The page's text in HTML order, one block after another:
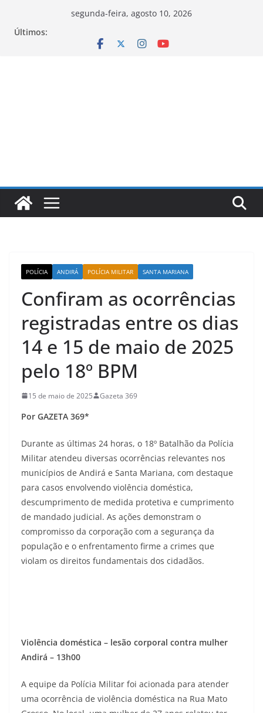
segunda-feira, agosto 10, 2026
Últimos:
POLÍCIA ANDIRÁ POLÍCIA MILITAR SANTA MARIANA
Confiram as ocorrências
registradas entre os dias
14 e 15 de maio de 2025
pelo 18º BPM
15 de maio de 2025 Gazeta 369
Por GAZETA 369*
Durante as últimas 24 horas, o 18º Batalhão da Polícia
Militar atendeu diversas ocorrências relevantes nos
municípios de Andirá e Santa Mariana, com destaque
para casos envolvendo violência doméstica,
descumprimento de medida protetiva e cumprimento
de mandado judicial. As ações demonstram o
compromisso da corporação com a segurança da
população e o enfrentamento firme a crimes que
violam os direitos fundamentais dos cidadãos.
Violência doméstica – lesão corporal contra mulher
Andirá – 13h00
A equipe da Polícia Militar foi acionada para atender
uma ocorrência de violência doméstica na Rua Mato